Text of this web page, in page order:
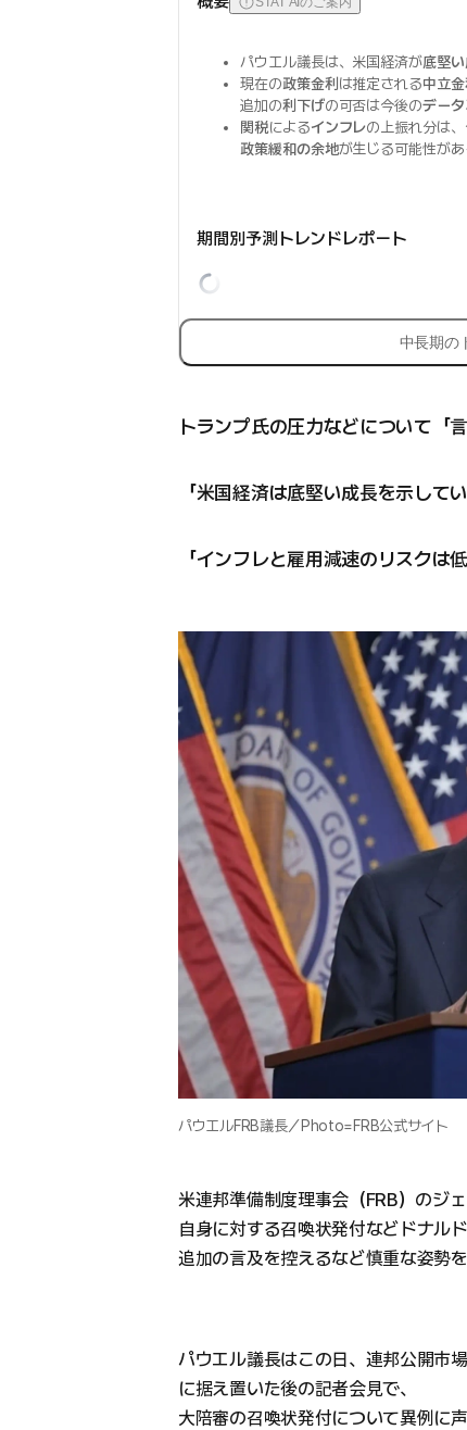
パウエル議長は、米国経済が底堅
現在の政策金利 は推定される中立金
追加の利下げの可否は今後のデータ
関税によるインフレの上振れ分は
政策緩和の余地が生じる可能性があ
期間別予測トレンドレポート
中長期の
トランプ氏の圧力などについて「言
「米国経済は底堅い成長を示してい
「インフレと雇用減速のリスクは
パウエルFRB議長／Photo=FRB公式サイト
米連邦準備制度理事会（FRB）のジ
自身に対する召喚状発付などドナル
追加の言及を控えるなど慎重な姿勢を
パウエル議長はこの日、連邦公開市
に据え置いた後の記者会見で、
大陪審の召喚状発付について異例に